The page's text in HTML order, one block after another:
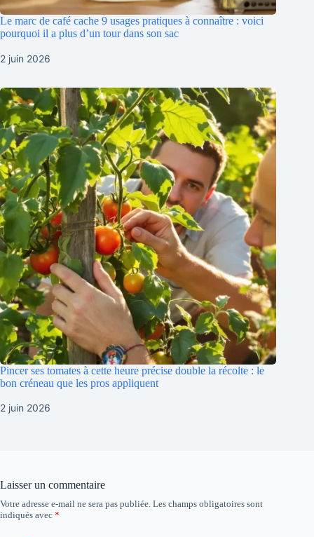
Le marc de café cache 9 usages pratiques à connaître : voici
pourquoi il a plus d’un tour dans son sac
2 juin 2026
Pincer ses tomates à cette heure précise double la récolte : le
bon créneau que les pros appliquent
2 juin 2026
Laisser un commentaire
Votre adresse e-mail ne sera pas publiée. Les champs obligatoires sont
indiqués avec *